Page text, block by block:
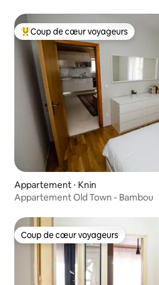
Coups de cœur voyageurs les plus
Coup de cœur voyageurs
Appartement ⋅ Knin
Appartement Old Town - Bambou
Coup de cœur voyageurs
Coup de cœur voyageurs